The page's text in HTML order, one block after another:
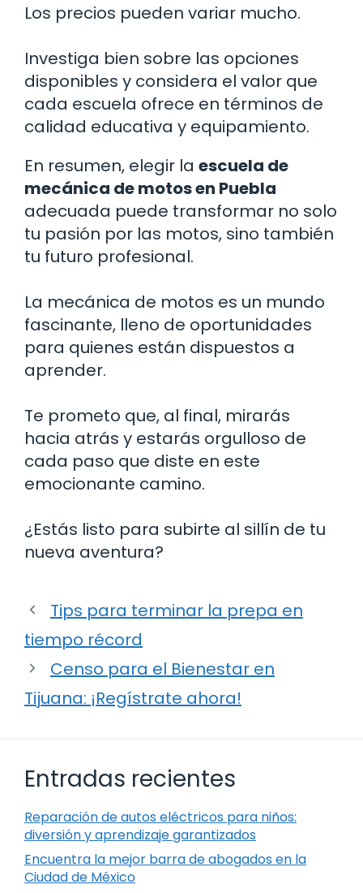
Los precios pueden variar mucho.
Investiga bien sobre las opciones
disponibles y considera el valor que
cada escuela ofrece en términos de
calidad educativa y equipamiento.
En resumen, elegir la escuela de
mecánica de motos en Puebla
adecuada puede transformar no solo
tu pasión por las motos, sino también
tu futuro profesional.
La mecánica de motos es un mundo
fascinante, lleno de oportunidades
para quienes están dispuestos a
aprender.
Te prometo que, al final, mirarás
hacia atrás y estarás orgulloso de
cada paso que diste en este
emocionante camino.
¿Estás listo para subirte al sillín de tu
nueva aventura?
Tips para terminar la prepa en
tiempo récord
Censo para el Bienestar en
Tijuana: ¡Regístrate ahora!
Entradas recientes
Reparación de autos eléctricos para niños:
diversión y aprendizaje garantizados
Encuentra la mejor barra de abogados en la
Ciudad de México